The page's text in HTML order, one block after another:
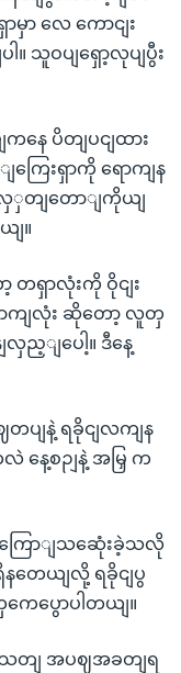
မှာ လေ ကောငျး
။ သူဝပျရှော့လုပျပွီး
ေ ပိတျပငျထား
ြေးရှာကို ရောကျန
လှှတျတောျကိုယျ
ျ။
တရှာလုံးကို ဝိုငျး
ာကျလုံး ဆိုတော့ လူတှ
ည့ျပေါ့။ ဒီနေ့
တပျနဲ့ ရခိုငျလကျန
နေ့စဉျနဲ့ အမြှ က
)ကြောျသဆေုံးခဲ့သလို
တေယျလို့ ရခိုငျပွ
ေပွောပါတယျ။
သတျ အပဈအခတျရ